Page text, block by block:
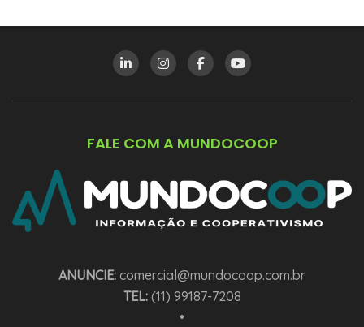
FALE COM A MUNDOCOOP
ANUNCIE: comercial@mundocoop.com.br
TEL:(11) 99187-7208
•